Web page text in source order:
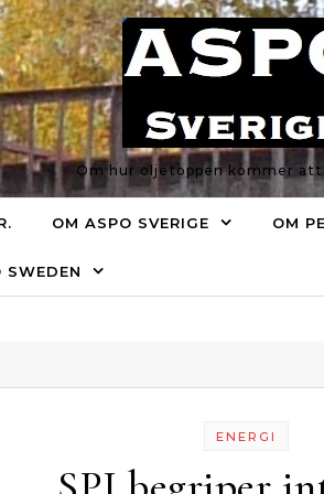
Om hur oljetoppen kommer att
OM ASPO SVERIGE OM
ENERGI